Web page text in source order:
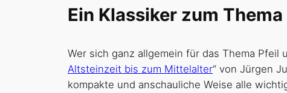
Ein Klassiker zum Thema
Wer sich ganz allgemein für das Thema
Altsteinzeit bis zum Mittelalter“ von Jürgen Junkmanns
kompakte und anschauliche Weise alle